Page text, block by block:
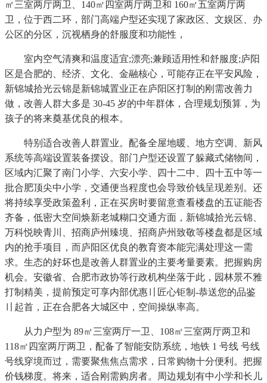
㎡三室两厅两卫、140㎡四室两厅两卫和 160㎡五室两厅两
卫，位于西二环，部门高端户型还实现了家政区、文娱区、办
公区的分区，沉视栖身的舒服度和功能性，
室内空气清爽和温度适宜;漂亮;兼顾适用性和舒服度;庐阳
区是合肥的、经济、文化、金融核心，可能存正在平安风险，
新锦城拾光云锦是新锦城置业正在庐阳区打制的刚需改善力
做，改善人群大多是 30-45 岁的中年群体，合理规划预算，为
孩子的将来奠基优良的根本。
特别适合改善人群置业。配备全屋地暖、地方空调、新风
系统等高端设置装备摆设。部门户型还设置了躲藏式储物间，
区域内汇聚了南门小学、六安小学、四十二中、四十五中等一
批合肥顶尖中小学，交通便当程度也会导致价钱呈现差别。还
将持续享受政策盈利，正在买房时要留意查看楼盘的五证能否
齐备，低密大空间焕新老城糊口交通方面，新锦城拾光云锦、
万科悦映青川、招商庐州臻境、招商庐州致敬等楼盘都是区域
内的抢手项目，而庐阳区优良的教育资本能完满处理这一需
求。生态的好坏也是改善人群置业的主要考量要素。把握购房
机会。安徽省、合肥市政协等行政机构坐落于此，园林景不雅
打制精美，提前预定可享内部优惠〢匠心钜制-恭送您的品鉴
〢起首，正在合肥各大城区中，空间操纵率高。
从力户型为 89㎡三室两厅一卫、108㎡三室两厅两卫和
118㎡四室两厅两卫，配备了智能安防系统，地铁 1 号线 号线
号线穿境而过，需要聚焦焦点需求，日常购物十分便利。把握
价钱梯度。将来，适合刚需购房者。周边规划有中小学和长儿